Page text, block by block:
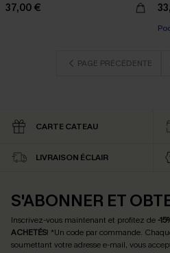
37,00 €
PAGE PRÉCÉDENTE
CARTE CATEAU
LIVRAISON ÉCLAIR
S'ABONNER ET
Inscrivez-vous maintenant et profitez de -
ACHETÉS! *Un code par commande.
soumettant votre adresse e-mail, vous